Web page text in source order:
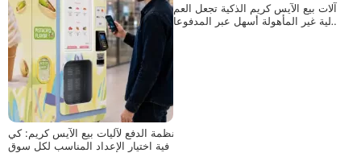
أنظمة الدفع لآليات بيع الآيس كريم: كي
فية اختيار الإعداد المناسب لكل سوق
آلات بيع الآيس كريم الذكية تجعل العم
لية غير المأهولة أسهل عبر المدفوعا